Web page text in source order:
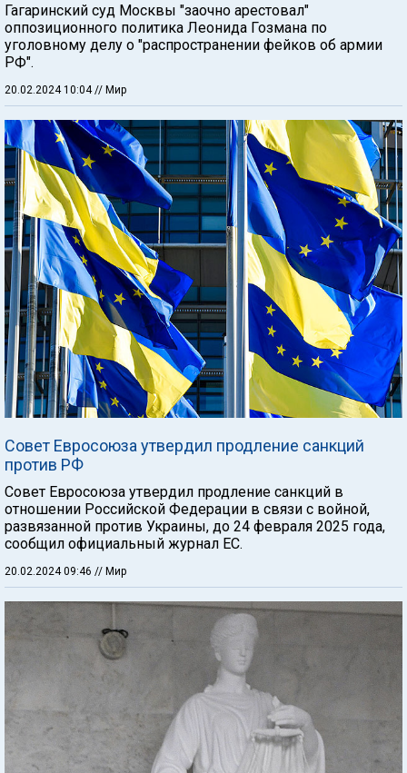
Гагаринский суд Москвы "заочно арестовал"
оппозиционного политика Леонида Гозмана по
уголовному делу о "распространении фейков об армии
РФ".
20.02.2024 10:04 // Мир
Совет Евросоюза утвердил продление санкций
против РФ
Совет Евросоюза утвердил продление санкций в
отношении Российской Федерации в связи с войной,
развязанной против Украины, до 24 февраля 2025 года,
сообщил официальный журнал ЕС.
20.02.2024 09:46 // Мир